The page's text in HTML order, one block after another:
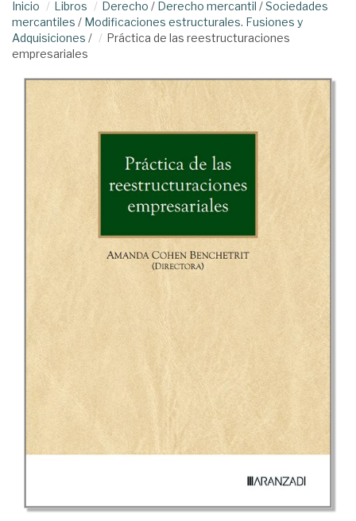
Inicio Libros Derecho / Derecho mercantil /Sociedades
mercantiles / Modificaciones estructurales. Fusiones y
Adquisiciones /
Práctica de las reestructuraciones
empresariales